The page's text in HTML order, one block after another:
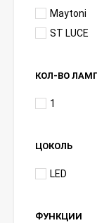
Maytoni
ST LUCE
КОЛ-ВО
1
ЦОКОЛЬ
LED
ФУНКЦИИ